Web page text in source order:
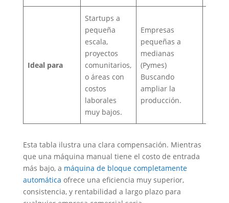
Ideal para
Startups a
pequeña
escala,
proyectos
comunitarios,
o áreas con
costos
laborales
muy bajos.
Empresas
pequeñas a
medianas
(Pymes)
Buscando
ampliar la
producción.
Esta tabla ilustra una clara compensación. Mientras
que una máquina manual tiene el costo de entrada
más bajo, a máquina de bloque completamente
automática ofrece una eficiencia muy superior,
consistencia, y rentabilidad a largo plazo para